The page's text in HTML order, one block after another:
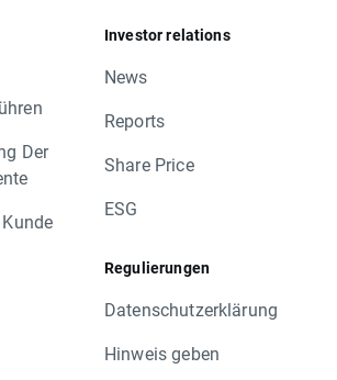
Der
Investor relations
News
Reports
Share Price
ESG
Regulierungen
Datenschutzerklärung
Hinweis geben